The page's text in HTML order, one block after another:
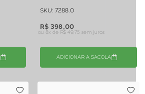
SKU: 7288.0
R$ 398,00
ou 8x de R$ 49,75 sem juros
ADICIONAR A SACOLA